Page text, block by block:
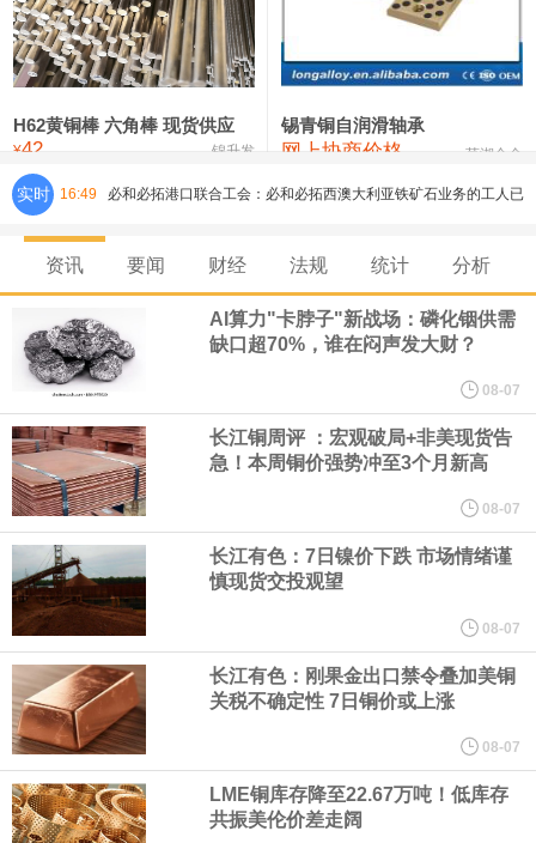
铸造铝合金锭(ZLD104) 24,300—24,500 24,400
压铸锌合金锭 26,500—26,700
氯化镍 38,300—40,300 39,300 0
H62黄铜棒 六角棒 现货供应
¥42 锦升发
锡青铜自润滑轴承
网上协商价格 芜湖合金
实时 16:49 必和必拓港口联合工会：必和必拓西澳大利亚铁矿石业务的工人已
通知，将于8月9日实施24小时停工。
8月7日，宇树科技董事长王兴兴网上路演时表示，报告期内，公司
研发费用金额分别为4,995.18万元、7,001.70万元、14,496.56万
元，最近3年复合增长率达70.36%，呈快速增长趋势，并形成多项
核心技术和知识产权。截至2026年1月31日，公司拥有262项专利权
（含境内发明专利20项）。
纽约期银日内涨4%，现报64.08美元/盎司。
宇树科技董事长、总经理兼首席技术官王兴兴在网上路演时表示，
经过多年研发创新和技术积累，公司逐步形成了包括一体化关节集
成技术、高紧凑度机器人身体集成技术、机器人激光雷达全自研核
资讯 要闻 财经 法规 统计 分析
AI算力"卡脖子"新战场：磷化铟供需
缺口超70%，谁在闷声发大财？
08-07
长江铜周评 ：宏观破局+非美现货告
急！本周铜价强势冲至3个月新高
08-07
长江有色：7日镍价下跌 市场情绪谨
慎现货交投观望
08-07
长江有色：刚果金出口禁令叠加美铜
关税不确定性 7日铜价或上涨
08-07
LME铜库存降至22.67万吨！低库存
共振美伦价差走阔